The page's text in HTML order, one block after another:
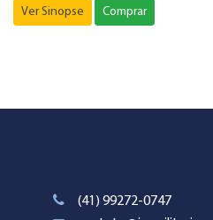
Ver Sinopse Comprar
(41) 99272-0747